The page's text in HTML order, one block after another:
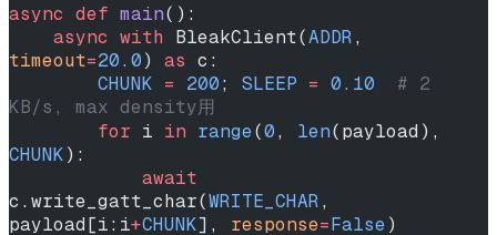
async def main():
    async
with BleakClient(ADDR
timeout=20.0) as c:
        CHUNK
= 200; SLEEP = 0.10
  # 2
KB/s, max density用
        for
i in range(0, len
CHUNK):
            await
c.write_gatt_char(WRITE_CHAR,
payload[i:i+CHUNK], response=False)